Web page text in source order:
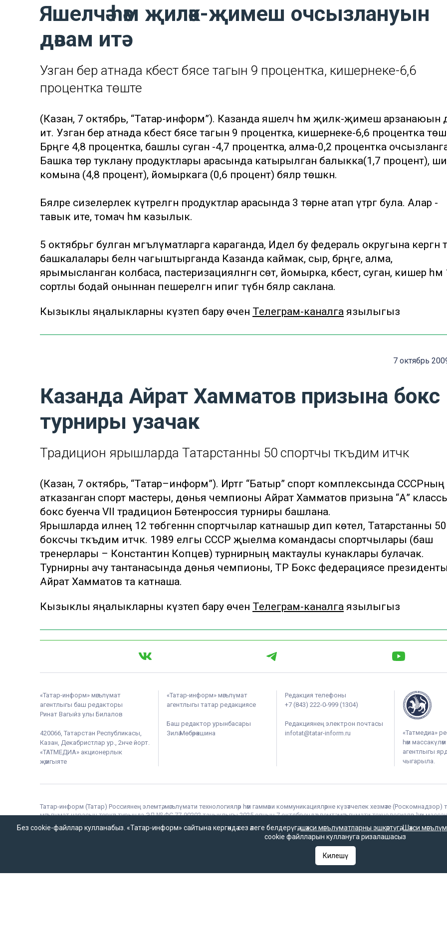
Яшелчә һәм җиләк-җимеш очсызлануын
дәвам итә
Узган бер атнада кәбестә бәясе тагын 9 процентка, кишернеке-6,6
процентка төште
(Казан, 7 октябрь, “Татар-информ”). Казанда яшелчә һәм җиләк-җимеш арзанаюын
итә. Узган бер атнада кәбестә бәясе тагын 9 процентка, кишернеке-6,6 процентка
Бәрәңге 4,8 процентка, башлы суган -4,7 процентка, алма-0,2 процентка
Башка төр туклану продуктлары арасында катырылган балыкка(1,7 процент),
комына (4,8 процент), йомыркага (0,6 процент) бәяләр төшкән.
Бәяләре сизелерлек күтәрелгән продуктлар арасында 3 төрне атап үтәргә була. Алар -
тавык ите, томач һәм казылык.
5 октябрьгә булган мәгълүматларга караганда, Идел бу федераль округына кергән
башкалалары белән чагыштырганда Казанда каймак, сыр, бәрәңге, алма,
ярымысланган колбаса, пастеризацияләнгән сөт, йомырка, кәбестә, суган, кишер һәм
сортлы бодай оныннан пешерелгән ипигә түбән бәяләр саклана.
Кызыклы яңалыкларны күзәтеп бару өчен Телеграм-каналга язылыгыз
7 октябрь
Казанда Айрат Хамматов призына бокс
турниры узачак
Традицион ярышларда Татарстанны 50 спортчы тәкъдим итәчәк
(Казан, 7 октябрь, “Татар–информ”). Иртәгә “Батыр” спорт комплексында СССРның
атказанган спорт мастеры, дөнья чемпионы Айрат Хамматов призына “А”
бокс буенча VII традицион Бөтенроссия турниры башлана.
Ярышларда илнең 12 төбәгеннән спортчылар катнашыр дип көтелә, Татарстанны 50
боксчы тәкъдим итәчәк. 1989 елгы СССР җыелма командасы спортчылары (баш
тренерлары – Константин Копцев) турнирның мактаулы кунаклары булачак.
Турнирны ачу тантанасында дөнья чемпионы, ТР Бокс федерациясе президенты
Айрат Хамматов та катнаша.
Кызыклы яңалыкларны күзәтеп бару өчен Телеграм-каналга язылыгыз
«Татар-информ» мәгълүмат
агентлыгы баш редакторы
Ринат Вагыйз улы Билалов
420066, Татарстан Республикасы,
Казан, Декабристлар ур., 2нче йорт.
«ТАТМЕДИА» акционерлык
җәмгыяте
«Татар-информ» мәгълүмат
агентлыгы татар редакциясе
Баш редактор урынбасары
Зилә Мөбәрәкшина
Редакция телефоны
+7 (843) 222-0-999 (1304)
Редакциянең электрон почтасы
infotat@tatar-inform.ru
«Татмедиа»
һәм
агентлыгы
чыгарыла.
Татар-информ (Татар) Россиянең элемтә, мәгълүмати технологияләр һәм гаммәви коммуникацияләрне күзәтчелек хезмәте
мәгълүмат чарасын теркәү турында ЭЛ № ФС 77-90202 таныклыгы 2025 елның 7 октябрендә элемтә, мәгълүмати технологияләр һәм
хезмәт тарафыннан бирелгән.
«Татар-информ» Россиянең элемтә, мәгълүмати технологияләр һәм гаммәви коммуникацияләрне күзәтчелек хезмәте (Роскомнадзор)
теркәлгән. Гамәлдәге таныклык номеры – № ФС 77 – 67031. РФ «Матбугат турында» законының 23 маддәсе буенча, «Татар-информ»
Без cookie-файллар кулланабыз. «Татар-информ» сайтына кергәндә сез әлеге белдерүгә,шәхси мәгълүматларны эшкәртүгә,Шәхси
cookie файлларын куллануга ризалашасыз
Килешү